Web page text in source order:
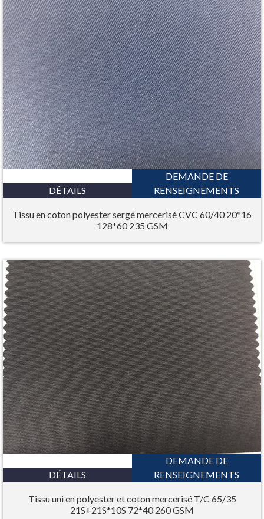
DÉTAILS
DEMANDE DE
RENSEIGNEMENTS
Tissu en coton polyester sergé mercerisé CVC 60/40 20*16
128*60 235 GSM
DÉTAILS
DEMANDE DE
RENSEIGNEMENTS
Tissu uni en polyester et coton mercerisé T/C 65/35
21S+21S*10S 72*40 260 GSM